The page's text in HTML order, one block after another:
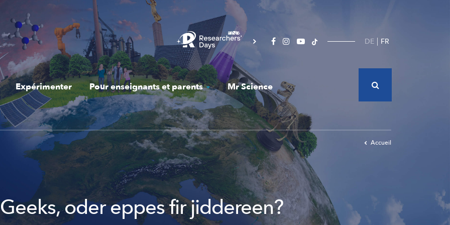
DE FR
Expérimenter Pour enseignants et parents Mr Science
Accueil
oder eppes fir jiddereen?